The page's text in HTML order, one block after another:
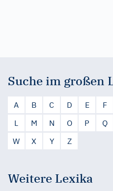
Suche im großen
A B C D E F
L
M N O P Q
W
X Y Z
Weitere Lexika